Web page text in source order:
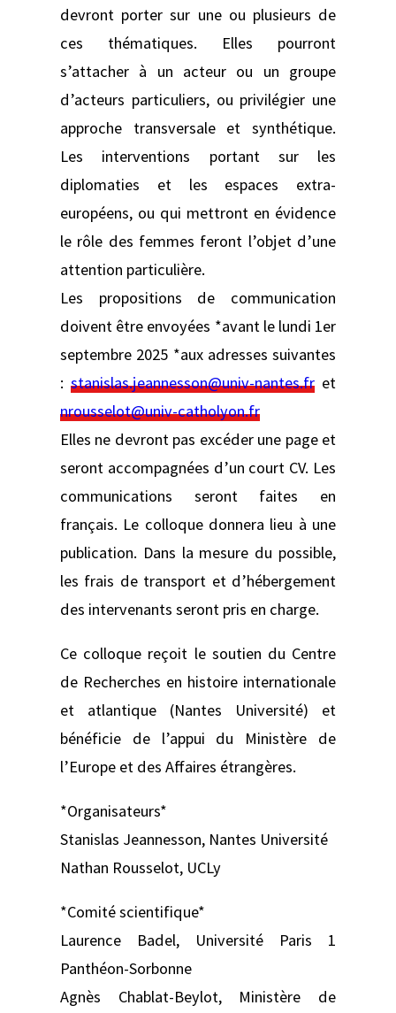
devront porter sur une ou plusieurs de
ces thématiques. Elles pourront
s’attacher à un acteur ou un groupe
d’acteurs particuliers, ou privilégier une
approche transversale et synthétique.
Les interventions portant sur les
diplomaties et les espaces extra-
européens, ou qui mettront en évidence
le rôle des femmes feront l’objet d’une
attention particulière.
Les propositions de communication
doivent être envoyées *avant le lundi 1er
septembre 2025 *aux adresses suivantes
: stanislas.jeannesson@univ-nantes.fr et
nrousselot@univ-catholyon.fr
Elles ne devront pas excéder une page et
seront accompagnées d’un court CV. Les
communications seront faites en
français. Le colloque donnera lieu à une
publication. Dans la mesure du possible,
les frais de transport et d’hébergement
des intervenants seront pris en charge.
Ce colloque reçoit le soutien du Centre
de Recherches en histoire internationale
et atlantique (Nantes Université) et
bénéficie de l’appui du Ministère de
l’Europe et des Affaires étrangères.
*Organisateurs*
Stanislas Jeannesson, Nantes Université
Nathan Rousselot, UCLy
*Comité scientifique*
Laurence Badel, Université Paris 1
Panthéon-Sorbonne
Agnès Chablat-Beylot, Ministère de